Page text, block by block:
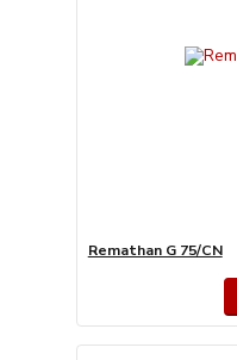
Remathan G 75/CN